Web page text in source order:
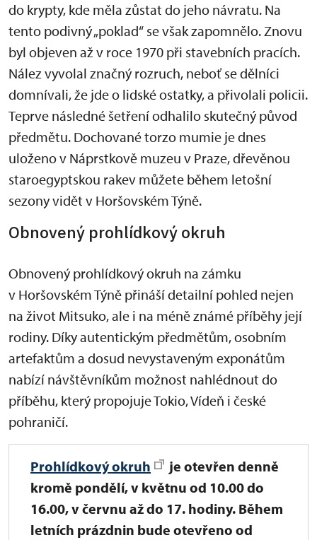
do krypty, kde měla zůstat do jeho návratu. Na
tento podivný „poklad“ se však zapomnělo. Znovu
byl objeven až v roce 1970 při stavebních pracích.
Nález vyvolal značný rozruch, neboť se dělníci
domnívali, že jde o lidské ostatky, a přivolali policii.
Teprve následné šetření odhalilo skutečný původ
předmětu. Dochované torzo mumie je dnes
uloženo v Náprstkově muzeu v Praze, dřevěnou
staroegyptskou rakev můžete během letošní
sezony vidět v Horšovském Týně.
Obnovený prohlídkový okruh
Obnovený prohlídkový okruh na zámku
v Horšovském Týně přináší detailní pohled nejen
na život Mitsuko, ale i na méně známé příběhy její
rodiny. Díky autentickým předmětům, osobním
artefaktům a dosud nevystaveným exponátům
nabízí návštěvníkům možnost nahlédnout do
příběhu, který propojuje Tokio, Vídeň i české
pohraničí.
Prohlídkový okruh je otevřen denně
kromě pondělí, v květnu od 10.00 do
16.00, v červnu až do 17. hodiny. Během
letních prázdnin bude otevřeno od